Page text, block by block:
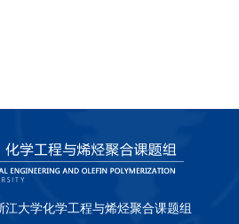
大学化学工程与烯烃聚合课题组